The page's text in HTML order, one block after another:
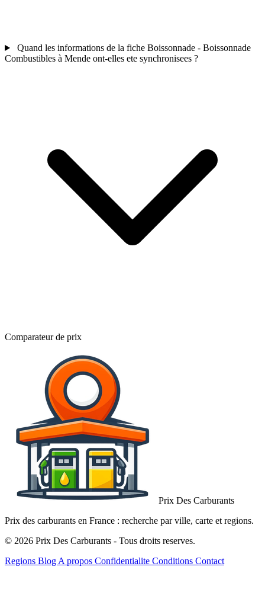
Quand les informations de la fiche Boissonnade - Boissonnade
Combustibles à Mende ont-elles ete synchronisees ?
Comparateur de prix
Prix Des Carburants
Prix des carburants en France : recherche par ville, carte et regions.
© 2026 Prix Des Carburants - Tous droits reserves.
Regions Blog A propos Confidentialite Conditions Contact